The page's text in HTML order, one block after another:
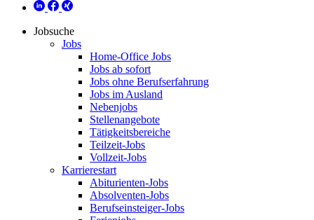
Jobsuche
Jobs
Home-Office Jobs
Jobs ab sofort
Jobs ohne Berufserfahrung
Jobs im Ausland
Nebenjobs
Stellenangebote
Tätigkeitsbereiche
Teilzeit-Jobs
Vollzeit-Jobs
Karrierestart
Abiturienten-Jobs
Absolventen-Jobs
Berufseinsteiger-Jobs